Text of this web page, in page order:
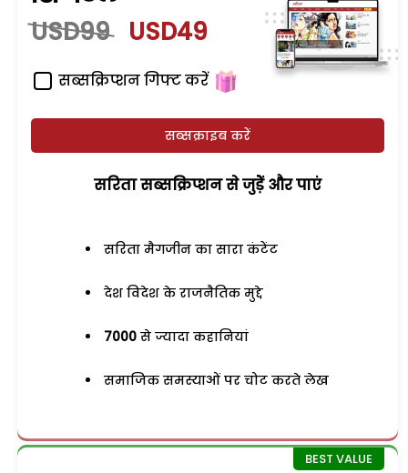
USD99 USD49
सब्सक्रिप्शन गिफ्ट करें
सब्सक्राइब करें
सरिता सब्सक्रिप्शन से जुड़ेें और पाएं
सरिता मैगजीन का सारा कंटेंट
देश विदेश के राजनैतिक मुद्दे
7000 से ज्यादा कहानियां
समाजिक समस्याओं पर चोट करते लेख